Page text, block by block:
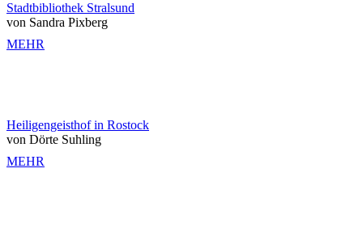
Stadtbibliothek Stralsund
von Sandra Pixberg
MEHR
Heiligengeisthof in Rostock
von Dörte Suhling
MEHR